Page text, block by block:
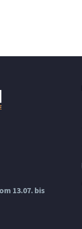
13.07. bis